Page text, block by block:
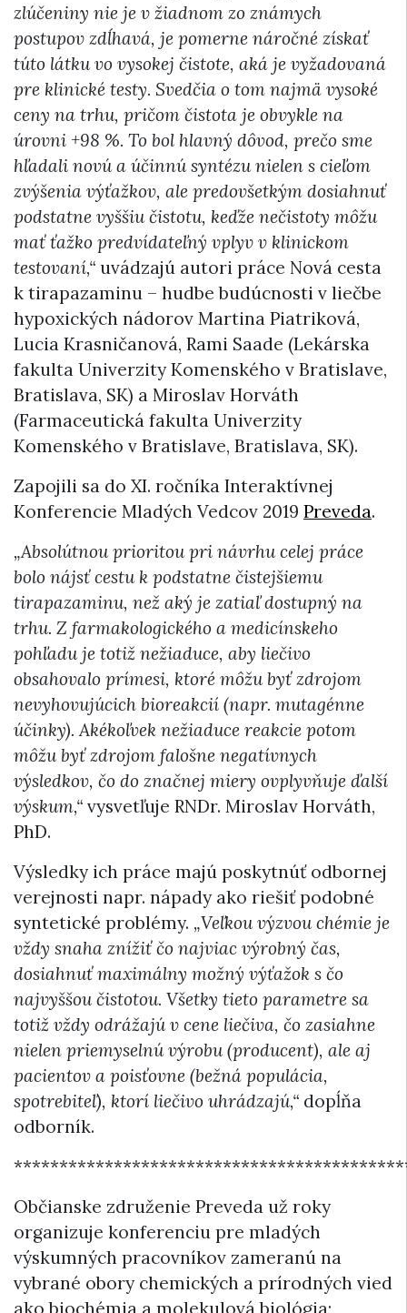
zlúčeniny nie je v žiadnom zo známych
postupov zdĺhavá, je pomerne náročné získať
túto látku vo vysokej čistote, aká je vyžadovaná
pre klinické testy. Svedčia o tom najmä vysoké
ceny na trhu, pričom čistota je obvykle na
úrovni +98 %. To bol hlavný dôvod, prečo sme
hľadali novú a účinnú syntézu nielen s cieľom
zvýšenia výťažkov, ale predovšetkým dosiahnuť
podstatne vyššiu čistotu, keďže nečistoty môžu
mať ťažko predvídateľný vplyv v klinickom
testovaní,“ uvádzajú autori práce Nová cesta
k tirapazaminu – hudbe budúcnosti v liečbe
hypoxických nádorov Martina Piatriková,
Lucia Krasničanová, Rami Saade (Lekárska
fakulta Univerzity Komenského v Bratislave,
Bratislava, SK) a Miroslav Horváth
(Farmaceutická fakulta Univerzity
Komenského v Bratislave, Bratislava, SK).
Zapojili sa do XI. ročníka Interaktívnej
Konferencie Mladých Vedcov 2019 Preveda.
„Absolútnou prioritou pri návrhu celej práce
bolo nájsť cestu k podstatne čistejšiemu
tirapazaminu, než aký je zatiaľ dostupný na
trhu. Z farmakologického a medicínskeho
pohľadu je totiž nežiaduce, aby liečivo
obsahovalo prímesi, ktoré môžu byť zdrojom
nevyhovujúcich bioreakcií (napr. mutagénne
účinky). Akékoľvek nežiaduce reakcie potom
môžu byť zdrojom falošne negatívnych
výsledkov, čo do značnej miery ovplyvňuje ďalší
výskum,“ vysvetľuje RNDr. Miroslav Horváth,
PhD.
Výsledky ich práce majú poskytnúť odbornej
verejnosti napr. nápady ako riešiť podobné
syntetické problémy. „Veľkou výzvou chémie je
vždy snaha znížiť čo najviac výrobný čas,
dosiahnuť maximálny možný výťažok s čo
najvyššou čistotou. Všetky tieto parametre sa
totiž vždy odrážajú v cene liečiva, čo zasiahne
nielen priemyselnú výrobu (producent), ale aj
pacientov a poisťovne (bežná populácia,
spotrebiteľ), ktorí liečivo uhrádzajú,“ dopĺňa
odborník.
Občianske združenie Preveda už roky
organizuje konferenciu pre mladých
výskumných pracovníkov zameranú na
vybrané obory chemických a prírodných vied
ako biochémia a molekulová biológia;